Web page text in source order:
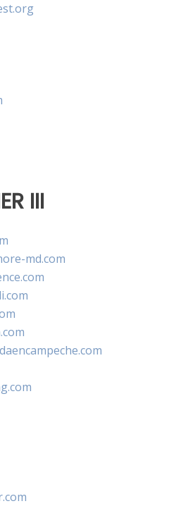
III
md.com